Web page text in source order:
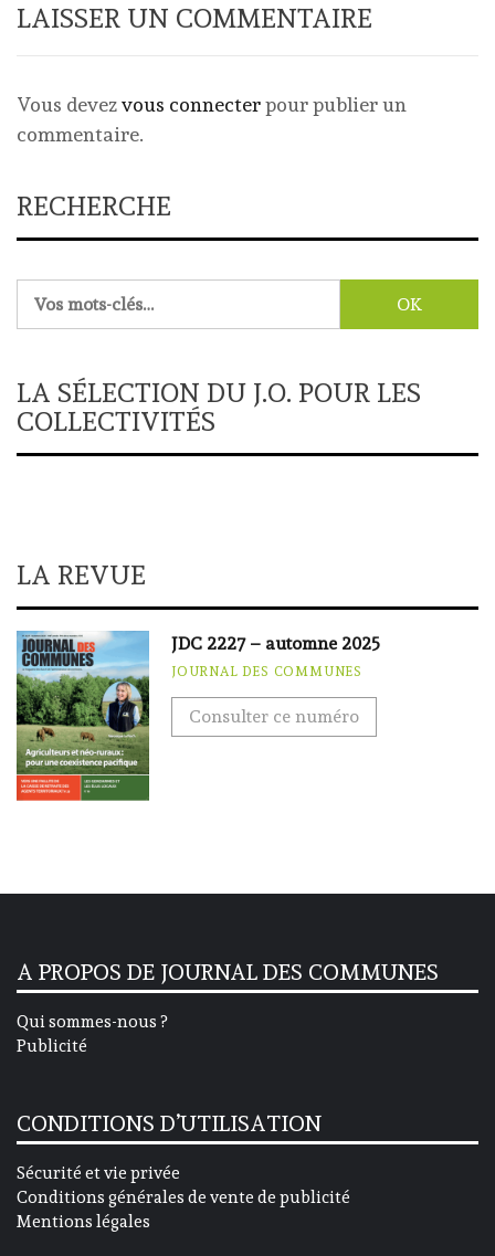
LAISSER UN COMMENTAIRE
Vous devezvous connecterpour publier un
commentaire.
RECHERCHE
LA SÉLECTION DU J.O. POUR LES
COLLECTIVITÉS
LA REVUE
JDC 2227 – automne 2025
JOURNAL DES COMMUNES
Consulter ce numéro
A PROPOS DE JOURNAL DES COMMUNES
Qui sommes-nous ?
Publicité
CONDITIONS D’UTILISATION
Sécurité et vie privée
Conditions générales de vente de publicité
Mentions légales